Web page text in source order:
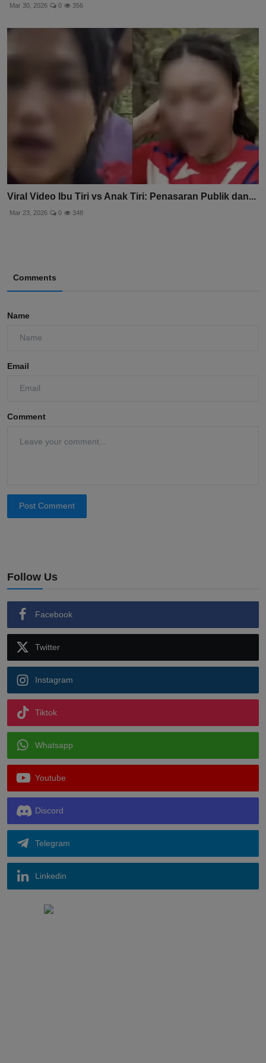
Mar 30, 2026 0 356
Viral Video Ibu Tiri vs Anak Tiri: Penasaran Publik dan...
Mar 23, 2026 0 348
Comments
Name
Email
Comment
Post Comment
Follow Us
Facebook
Twitter
Instagram
Tiktok
Whatsapp
Youtube
Discord
Telegram
Linkedin